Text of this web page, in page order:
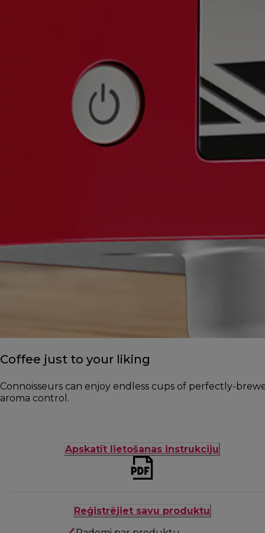
Coffee just to your liking
Connoisseurs can enjoy endless cups of perfectly-
aroma control.
Apskatīt lietošanas instrukciju
Reģistrējiet savu produktu